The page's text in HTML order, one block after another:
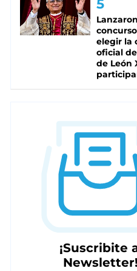
elegir la
oficial
de León
¡Suscribite
Newsletter!